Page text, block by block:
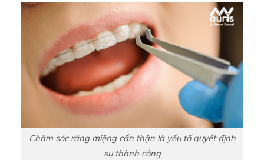
Chăm sóc răng miệng cẩn thận là yếu tố quyết định
sự thành công